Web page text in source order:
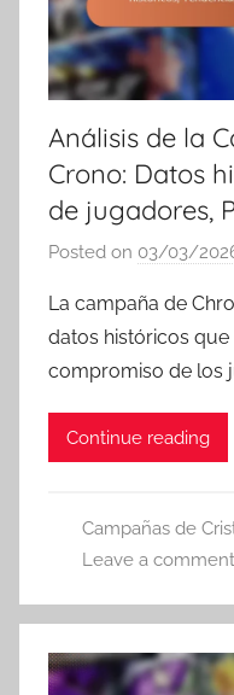
Análisis de la
Crono: Datos
de jugadores,
Posted on 03/03/
La campaña de
datos históricos
compromiso de los
Continue reading
Campañas de
Leave a comment